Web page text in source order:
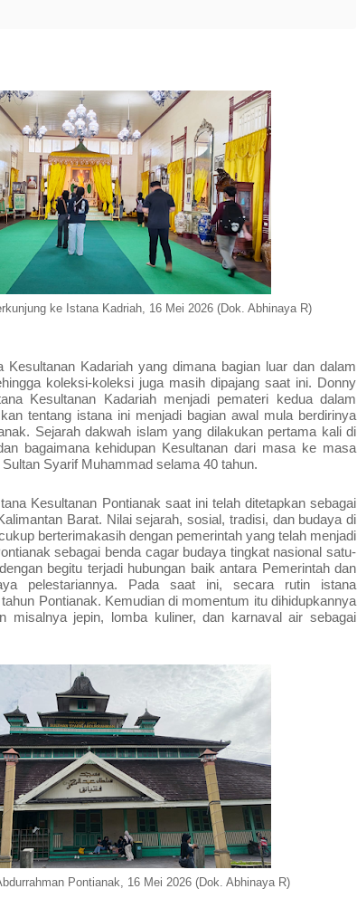
ke Istana Kadriah, 16 Mei 2026 (Dok. Abhinaya R)
Kesultanan Kadariah yang dimana bagian luar dan dalam
koleksi-koleksi juga masih dipajang saat ini. Donny
Kesultanan Kadariah menjadi pemateri kedua dalam
tentang istana ini menjadi bagian awal mula berdirinya
Sejarah dakwah islam yang dilakukan pertama kali di
bagaimana kehidupan Kesultanan dari masa ke masa
Syarif Muhammad selama 40 tahun.
Kesultanan Pontianak saat ini telah ditetapkan sebagai
Barat. Nilai sejarah, sosial, tradisi, dan budaya di
berterimakasih dengan pemerintah yang telah menjadi
sebagai benda cagar budaya tingkat nasional satu-
begitu terjadi hubungan baik antara Pemerintah dan
pelestariannya. Pada saat ini, secara rutin istana
Pontianak. Kemudian di momentum itu dihidupkannya
misalnya jepin, lomba kuliner, dan karnaval air sebagai
Pontianak, 16 Mei 2026 (Dok. Abhinaya R)